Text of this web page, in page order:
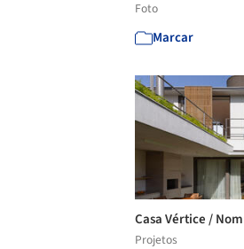
Foto
Marcar
Casa Vértice /
Projetos